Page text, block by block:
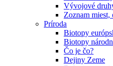
Vývojové
Zoznam miest,
Príroda
Biotopy
Biotopy
Čo je čo?
Dejiny Zeme